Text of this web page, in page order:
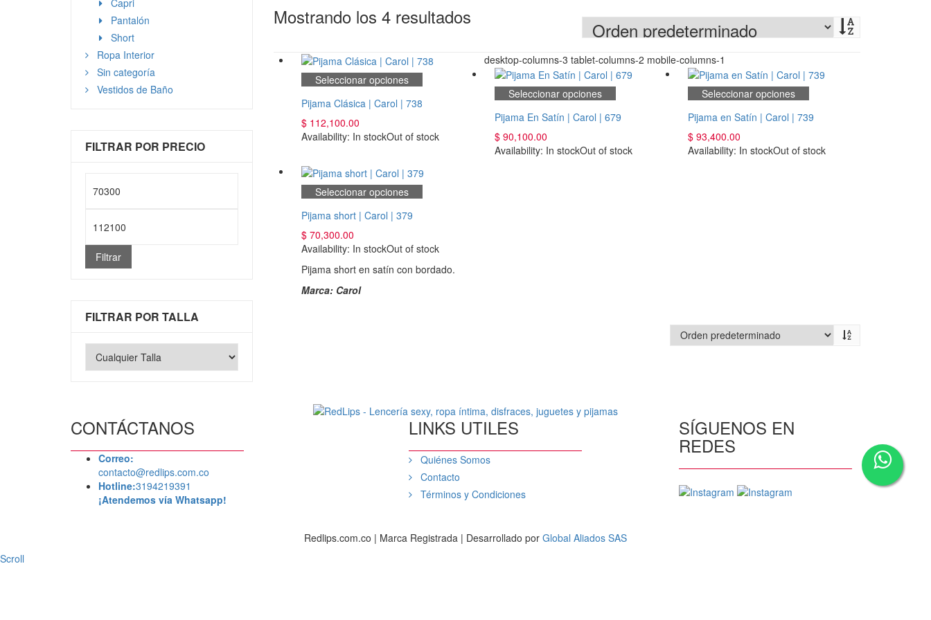
Mostrando los 4 resultados
desktop-columns-3 tablet-columns-2 mobile-columns-1
Seleccionar opciones
Pijama Clásica | Carol | 738
$112,100.00
Availability: In stockOut of stock
Seleccionar opciones
Pijama En Satín | Carol | 679
$90,100.00
Availability: In stockOut of stock
Seleccionar opciones
Pijama en Satín | Carol | 739
$93,400.00
Availability: In stockOut of stock
Seleccionar opciones
Pijama short | Carol | 379
$70,300.00
Availability: In stockOut of stock
Pijama short en satín con bordado.
Marca: Carol
Capri
Pantalón
Short
Ropa Interior
Sin categoría
Vestidos de Baño
FILTRAR POR PRECIO
máximo
Filtrar
FILTRAR POR TALLA
CONTÁCTANOS
Correo:
contacto@redlips.com.co
Hotline:3194219391
¡Atendemos vía Whatsapp!
LINKS UTILES
Quiénes Somos
Contacto
Términos y Condiciones
SÍGUENOS EN
REDES
Redlips.com.co | Marca Registrada | Desarrollado por Global Aliados SAS
Scroll